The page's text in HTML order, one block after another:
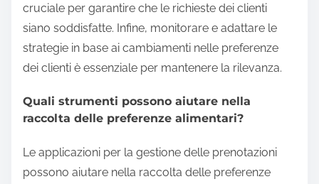
cruciale per garantire che le richieste dei clienti
siano soddisfatte. Infine, monitorare e adattare le
strategie in base ai cambiamenti nelle preferenze
dei clienti è essenziale per mantenere la rilevanza.
Quali strumenti possono aiutare nella
raccolta delle preferenze alimentari?
Le applicazioni per la gestione delle prenotazioni
possono aiutare nella raccolta delle preferenze